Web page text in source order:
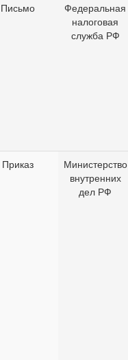
Письмо
Федеральная
налоговая
служба РФ
Приказ
Министерство
внутренних
дел РФ